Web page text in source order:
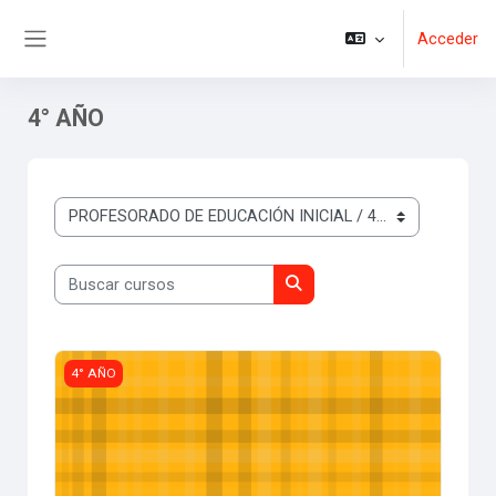
Acceder
4° AÑO
Categorías
Buscar cursos
Buscar cursos
Cuidados Infantiles y Primeros Auxilios
4° AÑO